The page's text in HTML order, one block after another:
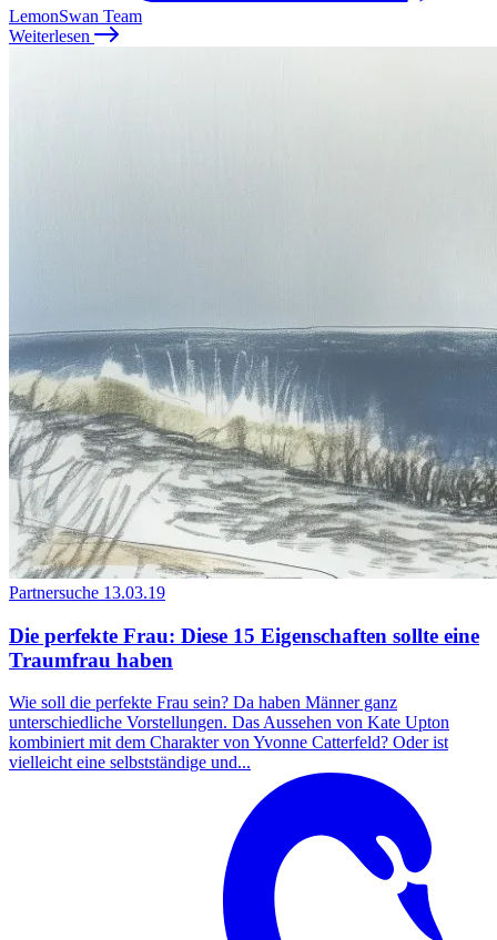
LemonSwan Team
Weiterlesen
Partnersuche 13.03.19
Die perfekte Frau: Diese 15 Eigenschaften sollte eine
Traumfrau haben
Wie soll die perfekte Frau sein? Da haben Männer ganz
unterschiedliche Vorstellungen. Das Aussehen von Kate Upton
kombiniert mit dem Charakter von Yvonne Catterfeld? Oder ist
vielleicht eine selbstständige und...